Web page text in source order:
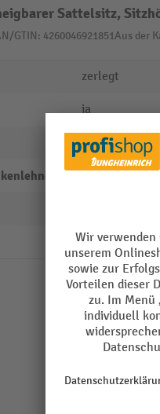
Sattelsitz,
GTIN: 4260046921851Aus der
zerlegt
ja
8 kg
schwarz
schwarz